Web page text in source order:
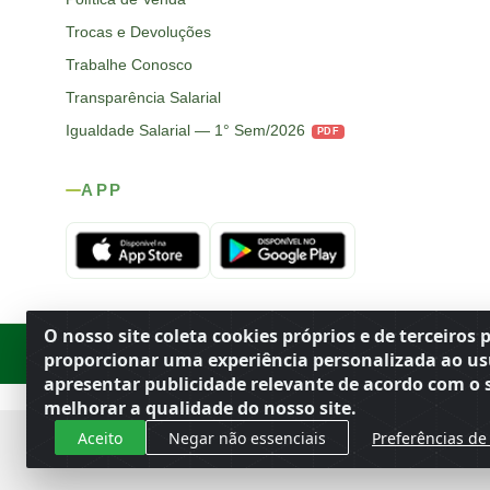
O nosso site coleta cookies próprios e de terceiros
proporcionar uma experiência personalizada ao
apresentar publicidade relevante de acordo com o
melhorar a qualidade do nosso site.
Aceito Negar não essenciais Preferências de
Trocas e Devoluções
Trabalhe Conosco
Transparência Salarial
Igualdade Salarial — 1° Sem/2026
PDF
APP
Rod. SP-215, s/n, km 98 — Área Rural Porto Ferreira/ ·